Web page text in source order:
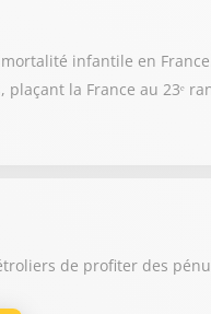
infantile en
la France au 23ᵉ
de profiter des